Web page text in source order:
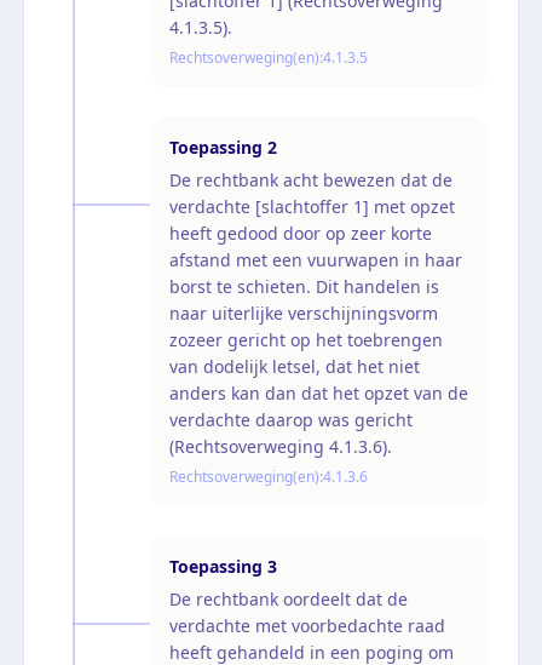
4.1.3.5).
Rechtsoverweging(en):4.1.3.5
Toepassing 2
De rechtbank acht bewezen dat de
verdachte [slachtoffer 1] met opzet
heeft gedood door op zeer korte
afstand met een vuurwapen in haar
borst te schieten. Dit handelen is
naar uiterlijke verschijningsvorm
zozeer gericht op het toebrengen
van dodelijk letsel, dat het niet
anders kan dan dat het opzet van de
verdachte daarop was gericht
(Rechtsoverweging 4.1.3.6).
Rechtsoverweging(en):4.1.3.6
Toepassing 3
De rechtbank oordeelt dat de
verdachte met voorbedachte raad
heeft gehandeld in een poging om